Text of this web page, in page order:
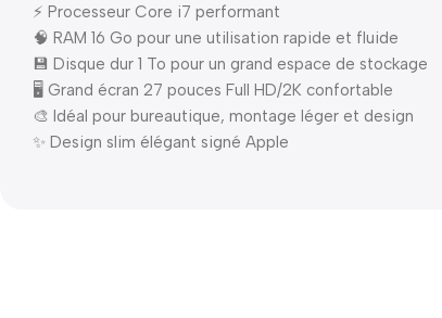
⚡ Processeur Core i7 performant
🧠 RAM 16 Go pour une utilisation rapide et fluide
💾 Disque dur 1 To pour un grand espace de stockage
🖥️ Grand écran 27 pouces Full HD/2K confortable
🎨 Idéal pour bureautique, montage léger et design
✨ Design slim élégant signé Apple